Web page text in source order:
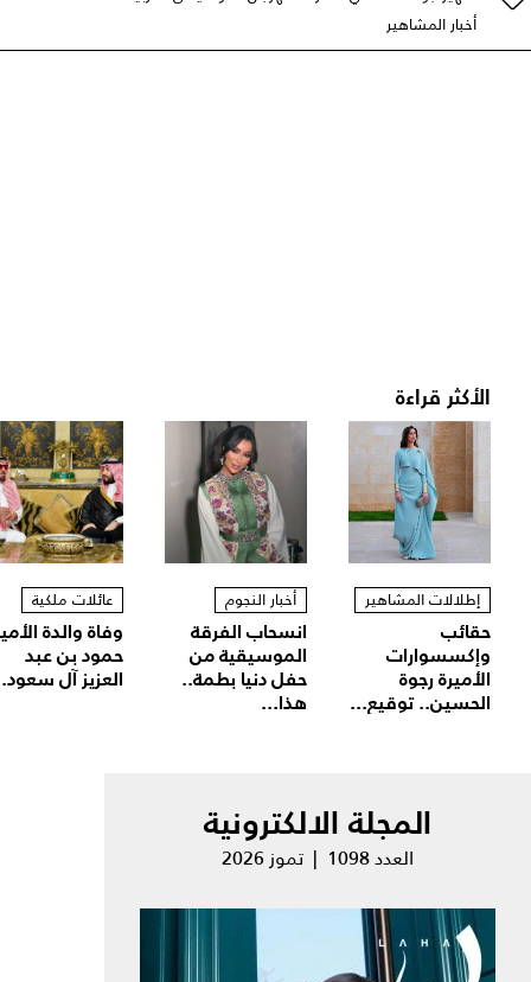
أخبار المشاهير
الأكثر قراءة
إطلالات المشاهير
حقائب
وإكسسوارات
الأميرة رجوة
الحسين.. توقيع...
أخبار النجوم
انسحاب الفرقة
الموسيقية من
حفل دنيا بطمة..
هذا...
عائلات ملكية
وفاة والدة
حمود بن عبد
العزيز آل
المجلة الالكترونية
العدد 1098 | تموز 2026